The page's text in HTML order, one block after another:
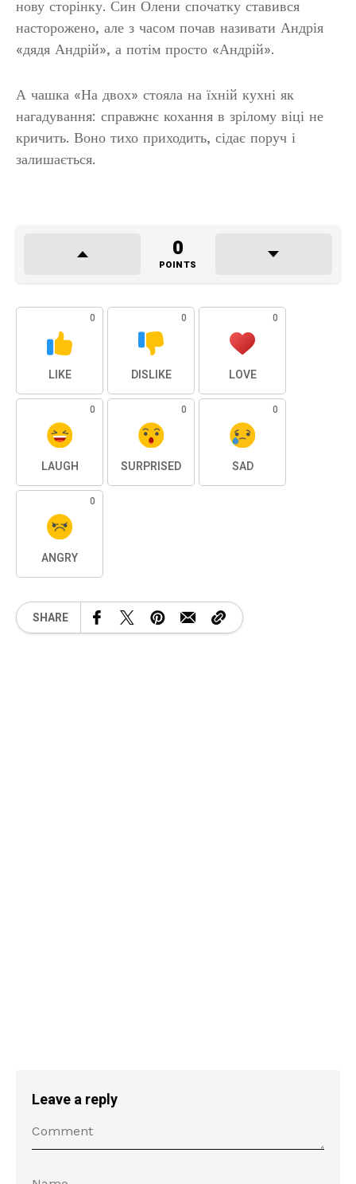
нову сторінку. Син Олени спочатку ставився
насторожено, але з часом почав називати Андрія
«дядя Андрій», а потім просто «Андрій».
А чашка «На двох» стояла на їхній кухні як
нагадування: справжнє кохання в зрілому віці не
кричить. Воно тихо приходить, сідає поруч і
залишається.
0
POINTS
0
LIKE
0
DISLIKE
0
LOVE
0
LAUGH
0
SURPRISED
0
SAD
0
ANGRY
SHARE
Leave a reply